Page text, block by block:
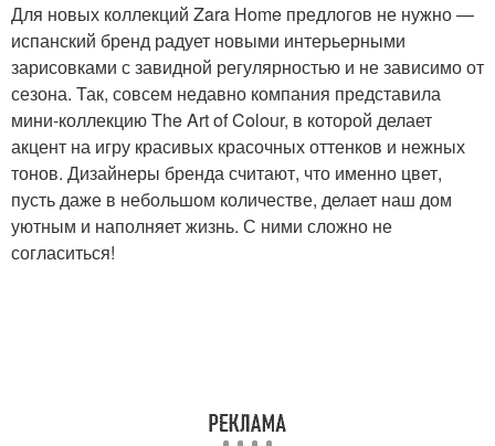
Для новых коллекций Zara Home предлогов не нужно —
испанский бренд радует новыми интерьерными
зарисовками с завидной регулярностью и не зависимо от
сезона. Так, совсем недавно компания представила
мини-коллекцию The Art of Colour, в которой делает
акцент на игру красивых красочных оттенков и нежных
тонов. Дизайнеры бренда считают, что именно цвет,
пусть даже в небольшом количестве, делает наш дом
уютным и наполняет жизнь. С ними сложно не
согласиться!